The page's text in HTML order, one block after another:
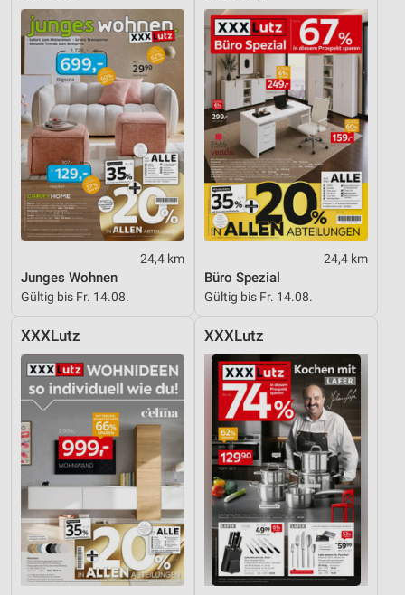
24,4 km
Junges Wohnen
Gültig bis Fr. 14.08.
24,4 km
Büro Spezial
Gültig bis Fr. 14.08.
XXXLutz XXXLutz